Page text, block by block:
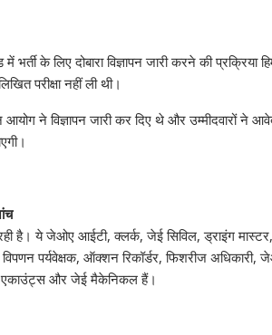
के लिए दोबारा विज्ञापन जारी करने की
परीक्षा नहीं ली थी।
आयोग ने विज्ञापन जारी कर दिए थे और उम्मीदवारों ने
है। ये जेओए आईटी, क्लर्क, जेई सिविल, ड्राइंग
पर्यवेक्षक, ऑक्शन रिकॉर्डर, फिशरीज
एकाउंट्स और जेई मैकेनिकल हैं।